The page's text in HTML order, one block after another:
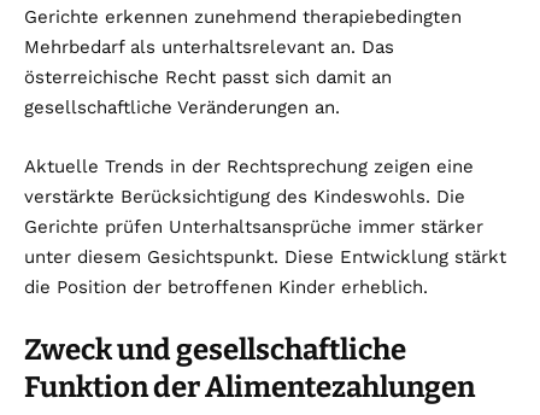
Gerichte erkennen zunehmend therapiebedingten
Mehrbedarf als unterhaltsrelevant an. Das
österreichische Recht passt sich damit an
gesellschaftliche Veränderungen an.
Aktuelle Trends in der Rechtsprechung zeigen eine
verstärkte Berücksichtigung des Kindeswohls. Die
Gerichte prüfen Unterhaltsansprüche immer stärker
unter diesem Gesichtspunkt. Diese Entwicklung stärkt
die Position der betroffenen Kinder erheblich.
Zweck und gesellschaftliche
Funktion der Alimentezahlungen